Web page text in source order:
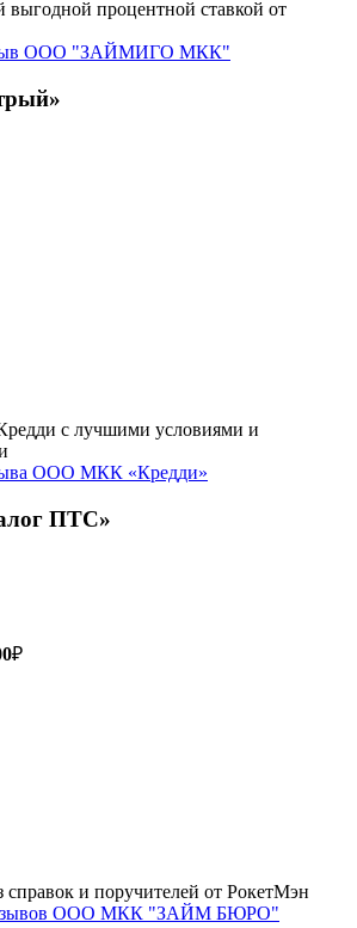
ООО "ЗАЙМИГО МКК"
ООО МКК «Кредди»
ПТС»
₽
ООО МКК "ЗАЙМ БЮРО"